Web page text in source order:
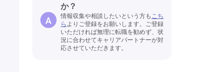
か？
情報収集や相談したいという方もこち
らよりご登録をお願いします。ご登録
いただければ無理に転職を勧めず、状
況に合わせてキャリアパートナーが対
応させていただきます。